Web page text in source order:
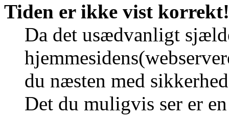
Tiden er ikke vist korrekt!
Da det usædvanligt
du næsten med
Det du muligvis ser er